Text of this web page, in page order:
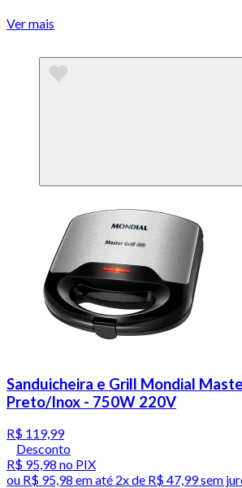
Ver mais
Sanduicheira e Grill Mondial
Preto/Inox - 750W 220V
R$ 119,99
Desconto
R$ 95,98 no PIX
ou R$ 95,98 em até 2x de R$ 47,99 sem